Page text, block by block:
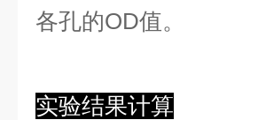
各孔的OD值。
实验结果计算